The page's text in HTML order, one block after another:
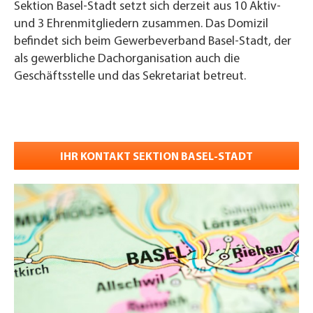
Sektion Basel-Stadt setzt sich derzeit aus 10 Aktiv-
und 3 Ehrenmitgliedern zusammen. Das Domizil
befindet sich beim Gewerbeverband Basel-Stadt, der
als gewerbliche Dachorganisation auch die
Geschäftsstelle und das Sekretariat betreut.
IHR KONTAKT SEKTION BASEL-STADT